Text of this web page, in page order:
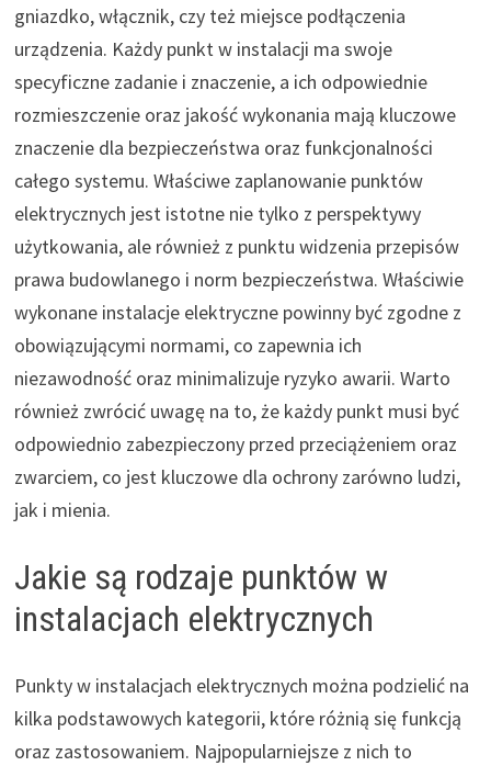
gniazdko, włącznik, czy też miejsce podłączenia
urządzenia. Każdy punkt w instalacji ma swoje
specyficzne zadanie i znaczenie, a ich odpowiednie
rozmieszczenie oraz jakość wykonania mają kluczowe
znaczenie dla bezpieczeństwa oraz funkcjonalności
całego systemu. Właściwe zaplanowanie punktów
elektrycznych jest istotne nie tylko z perspektywy
użytkowania, ale również z punktu widzenia przepisów
prawa budowlanego i norm bezpieczeństwa. Właściwie
wykonane instalacje elektryczne powinny być zgodne z
obowiązującymi normami, co zapewnia ich
niezawodność oraz minimalizuje ryzyko awarii. Warto
również zwrócić uwagę na to, że każdy punkt musi być
odpowiednio zabezpieczony przed przeciążeniem oraz
zwarciem, co jest kluczowe dla ochrony zarówno ludzi,
jak i mienia.
Jakie są rodzaje punktów w
instalacjach elektrycznych
Punkty w instalacjach elektrycznych można podzielić na
kilka podstawowych kategorii, które różnią się funkcją
oraz zastosowaniem. Najpopularniejsze z nich to